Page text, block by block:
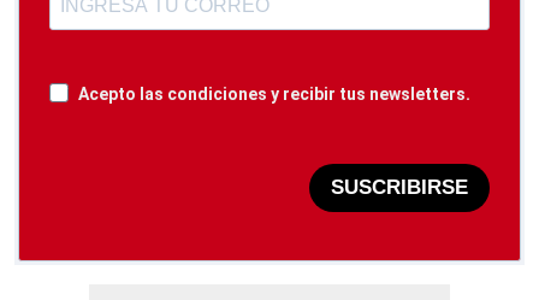
Acepto las condiciones y recibir tus newsletters.
SUSCRIBIRSE